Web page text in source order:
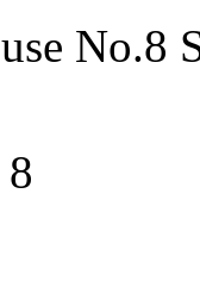
No.8